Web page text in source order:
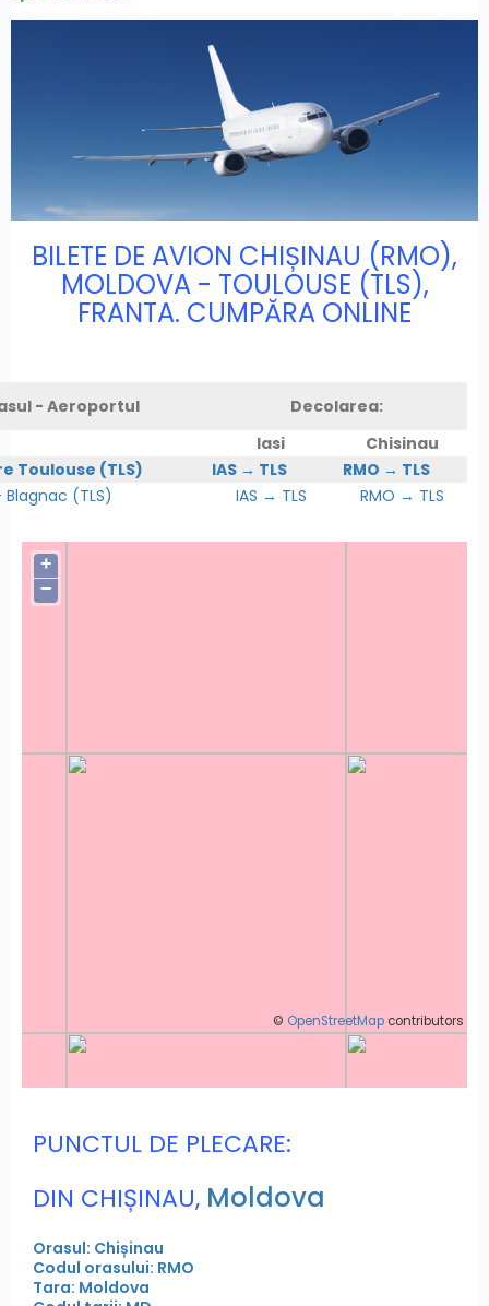
BILETE DE AVION CHIȘINAU (RMO),
MOLDOVA - TOULOUSE (TLS),
FRANTA. CUMPĂRA ONLINE
- Aeroportul
Decolarea:
Iasi
Chisinau
Toulouse (TLS)
IAS → TLS
RMO → TLS
(TLS)
IAS → TLS RMO → TLS
+
−
© OpenStreetMap contributors
PUNCTUL DE PLECARE:
DIN CHIȘINAU, Moldova
Orasul: Chișinau
Codul orasului: RMO
Tara: Moldova